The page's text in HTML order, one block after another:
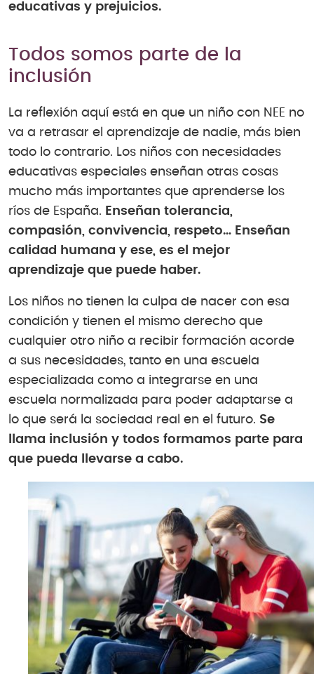
educativas y prejuicios.
Todos somos parte de la
inclusión
La reflexión aquí está en que un niño con NEE no
va a retrasar el aprendizaje de nadie, más bien
todo lo contrario. Los niños con necesidades
educativas especiales enseñan otras cosas
mucho más importantes que aprenderse los
ríos de España. Enseñan tolerancia,
compasión, convivencia, respeto… Enseñan
calidad humana y ese, es el mejor
aprendizaje que puede haber.
Los niños no tienen la culpa de nacer con esa
condición y tienen el mismo derecho que
cualquier otro niño a recibir formación acorde
a sus necesidades, tanto en una escuela
especializada como a integrarse en una
escuela normalizada para poder adaptarse a
lo que será la sociedad real en el futuro. Se
llama inclusión y todos formamos parte para
que pueda llevarse a cabo.